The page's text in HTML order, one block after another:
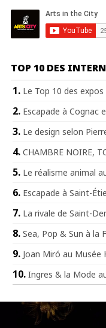
TOP 10 DES
Le Top 10 des
Escapade à Cognac
Le design selon
CHAMBRE NOIRE,
Le réalisme animal
Escapade à Saint-
La rivale de Saint-
Sea, Pop & Sun à la
Joan Miró au Musée
Ingres & la Mode